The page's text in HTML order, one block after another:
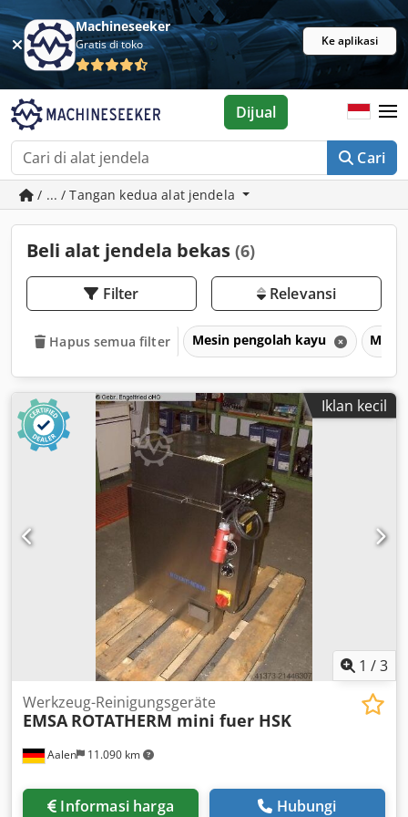
Machineseeker
Gratis di toko Ke aplikasi
Cari
Dijual
/ ... / Tangan kedua alat jendela
Beli alat jendela bekas (6)
Filter Relevansi
Hapus semua filter Mesin pengolah kayu
Iklan kecil
1 /3
Aalen 11.090 km
Werkzeug-Reinigungsgeräte
EMSA ROTATHERM mini fuer HSK
Informasi harga Hubungi